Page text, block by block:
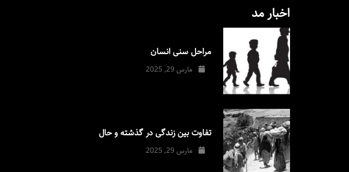
اخبار مد
مراحل سنی انسان
مارس 29, 2025
تفاوت بین زندگی در گذشته و حال
مارس 29, 2025